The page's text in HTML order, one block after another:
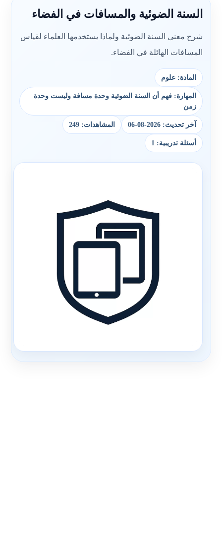
السنة الضوئية والمسافات في الفضاء
شرح معنى السنة الضوئية ولماذا يستخدمها العلماء لقياس
المسافات الهائلة في الفضاء.
المادة: علوم
المهارة: فهم أن السنة الضوئية وحدة مسافة وليست وحدة
زمن
آخر تحديث: 2026-08-06 المشاهدات: 249
أسئلة تدريبية: 1